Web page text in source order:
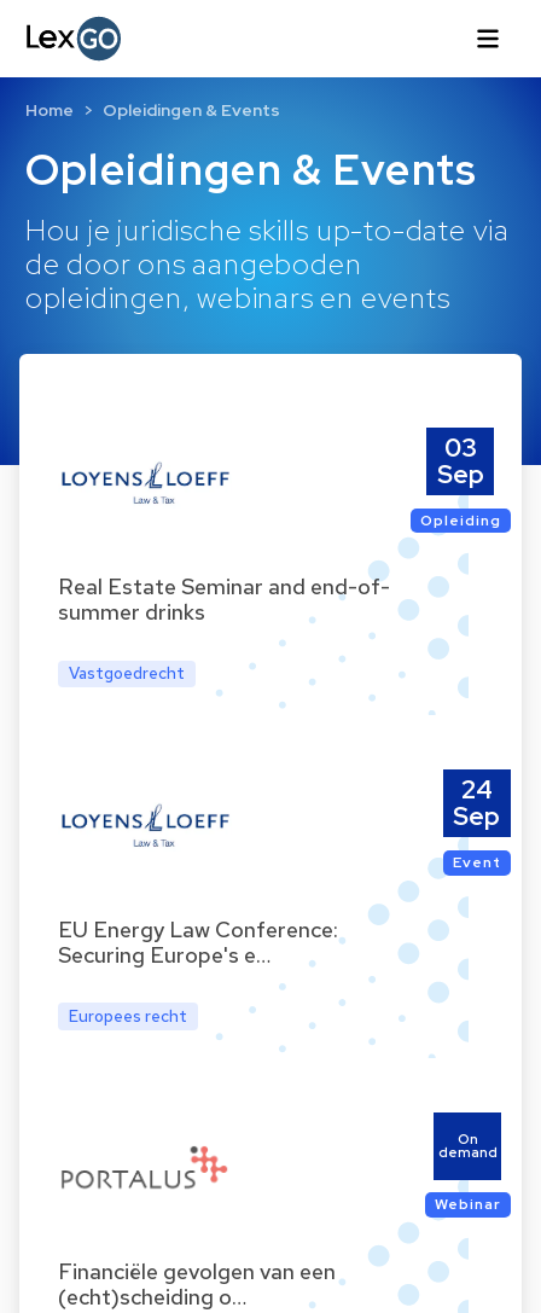
Opleidingen & Events
Hou je juridische skills up-to-date via
de door ons aangeboden
opleidingen, webinars en events
Home Opleidingen & Events
Real Estate Seminar and end-of-
summer drinks
Vastgoedrecht
03
Sep
Opleiding
EU Energy Law Conference:
Securing Europe's e…
Europees recht
24
Sep
Event
Financiële gevolgen van een
(echt)scheiding o…
On
demand
Webinar